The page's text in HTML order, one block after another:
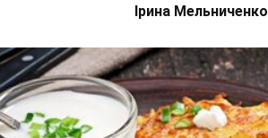
Ірина Мельниченко